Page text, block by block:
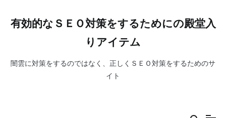
有効的なＳＥＯ対策をするためにの殿堂入
りアイテム
闇雲に対策をするのではなく、正しくＳＥＯ対策をするためのサ
イト